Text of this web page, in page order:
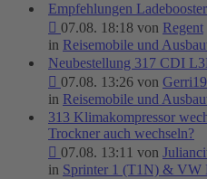
Empfehlungen Ladebooster
07.08. 18:18 von Regent
in Reisemobile und
Neubestellung 317 CDI
07.08. 13:26 von
in Reisemobile und
313 Klimakompressor
Trockner auch wechseln?
07.08. 13:11 von
in Sprinter 1 (T1N) & VW